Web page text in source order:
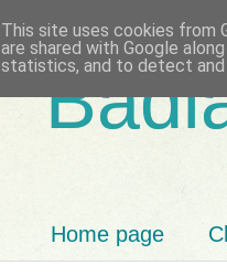
Home page
This site uses cookies from
are shared with Google
statistics, and to detect and